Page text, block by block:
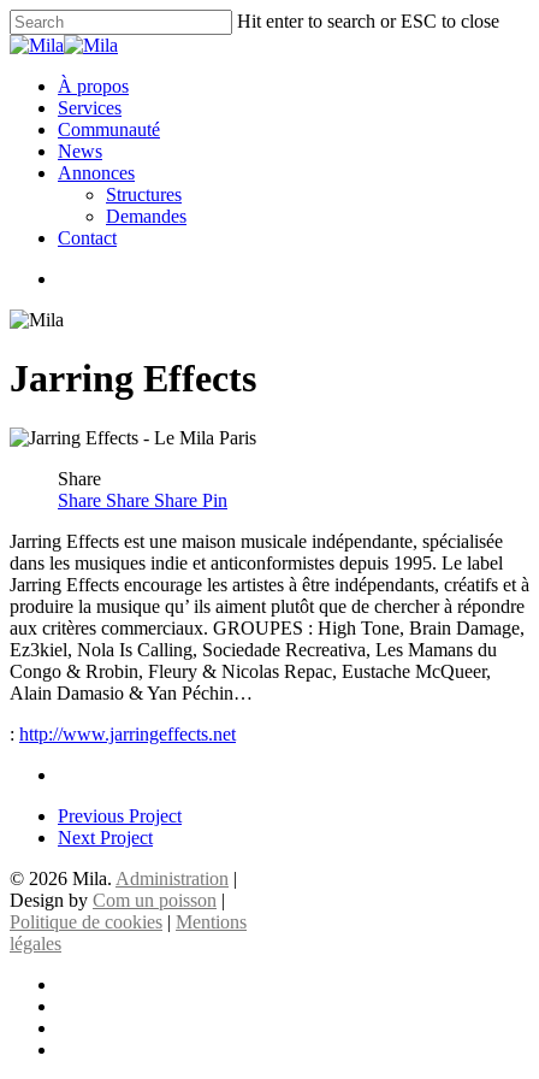
Skip
to
content
Hit enter to search or ESC to close
Close
Menu
À propos
Services
Communauté
News
Annonces
Structures
Demandes
Contact
Jarring Effects
Share
Share Share Share Pin
Jarring Effects est une maison musicale indépendante, spécialisée
dans les musiques indie et anticonformistes depuis 1995. Le label
Jarring Effects encourage les artistes à être indépendants, créatifs et à
produire la musique qu’ ils aiment plutôt que de chercher à répondre
aux critères commerciaux. GROUPES : High Tone, Brain Damage,
Ez3kiel, Nola Is Calling, Sociedade Recreativa, Les Mamans du
Congo & Rrobin, Fleury & Nicolas Repac, Eustache McQueer,
Alain Damasio & Yan Péchin…
: http://www.jarringeffects.net
Previous Project
Next Project
© 2026 Mila. Administration |
Design by Com un poisson |
Politique de cookies | Mentions
légales